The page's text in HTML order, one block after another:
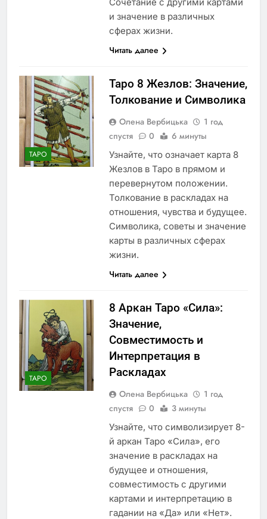
и значение в различных
сферах жизни.
Читать далее
ТАРО
Таро 8 Жезлов: Значение,
Толкование и Символика
Олена Вербицька
1 год
спустя
0 6 минуты
Узнайте, что означает карта 8
Жезлов в Таро в прямом и
перевернутом положении.
Толкование в раскладах на
отношения, чувства и будущее.
Символика, советы и значение
карты в различных сферах
жизни.
Читать далее
ТАРО
8 Аркан Таро «Сила»:
Значение,
Совместимость и
Интерпретация в
Раскладах
Олена Вербицька
1 год
спустя
0 3 минуты
Узнайте, что символизирует 8-
й аркан Таро «Сила», его
значение в раскладах на
будущее и отношения,
совместимость с другими
картами и интерпретацию в
гадании на «Да» или «Нет».